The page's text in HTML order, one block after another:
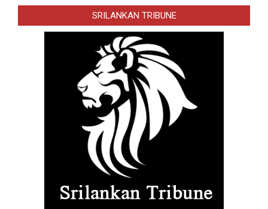
SRILANKAN TRIBUNE